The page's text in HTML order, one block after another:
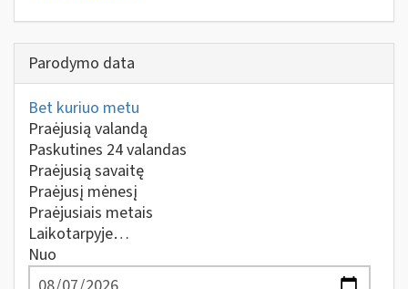
Parodymo data
Bet kuriuo metu
Praėjusią valandą
Paskutines 24 valandas
Praėjusią savaitę
Praėjusį mėnesį
Praėjusiais metais
Laikotarpyje…
Nuo